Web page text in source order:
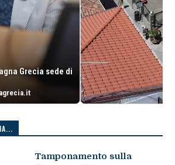
Grecia sede di
Tamponamento sulla